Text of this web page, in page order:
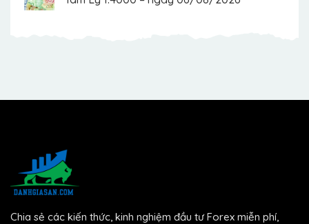
Chia sẻ các kiến thức, kinh nghiệm đầu tư Forex miễn phí,